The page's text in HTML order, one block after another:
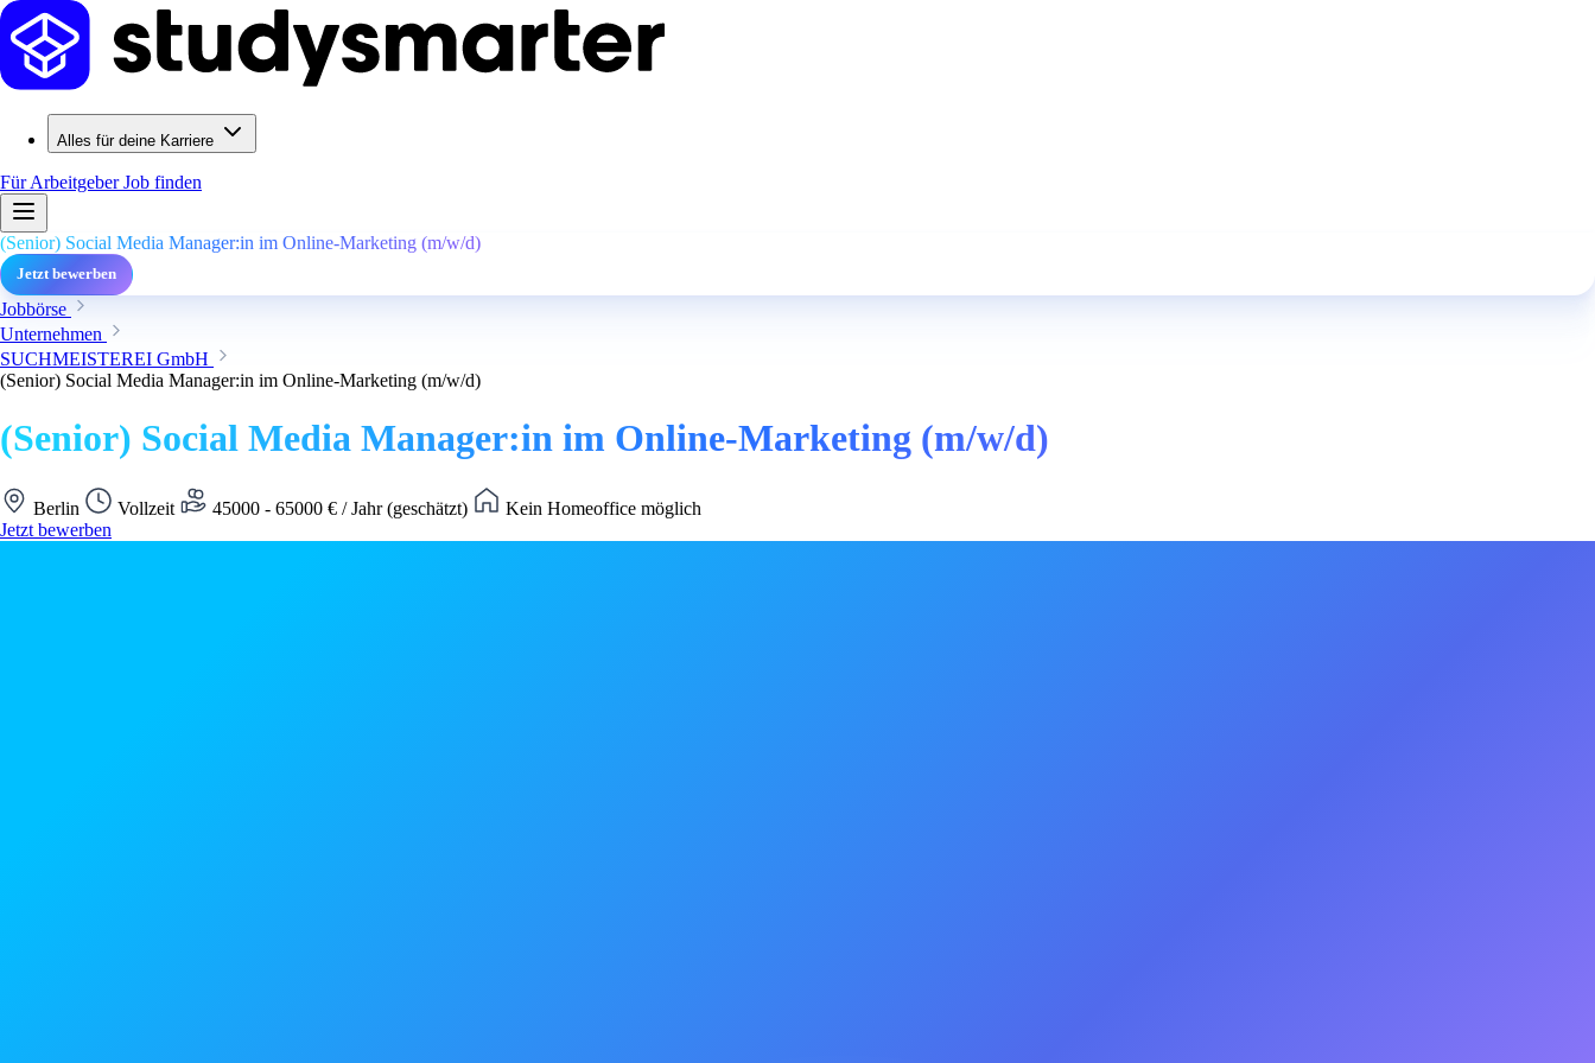
Alles für deine Karriere
Für ArbeitgeberJob finden
(Senior) Social Media Manager:in im Online-Marketing (m/w/d)
Jetzt bewerben
Jobbörse
Unternehmen
SUCHMEISTEREI GmbH
(Senior) Social Media Manager:in im Online-Marketing (m/w/d)
(Senior) Social Media Manager:in im Online-Marketing (m/w/d)
Berlin Vollzeit 45000 - 65000 € / Jahr (geschätzt)
Kein Homeoffice möglich
Jetzt bewerben